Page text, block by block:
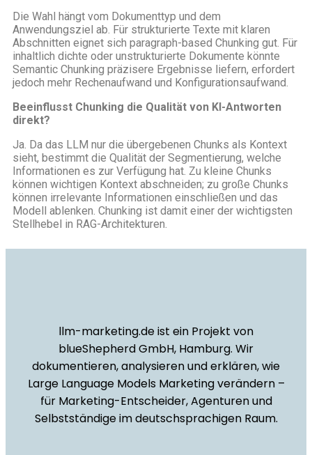
Die Wahl hängt vom Dokumenttyp und dem
Anwendungsziel ab. Für strukturierte Texte mit klaren
Abschnitten eignet sich paragraph-based Chunking gut. Für
inhaltlich dichte oder unstrukturierte Dokumente könnte
Semantic Chunking präzisere Ergebnisse liefern, erfordert
jedoch mehr Rechenaufwand und Konfigurationsaufwand.
Beeinflusst Chunking die Qualität von KI-Antworten
direkt?
Ja. Da das LLM nur die übergebenen Chunks als Kontext
sieht, bestimmt die Qualität der Segmentierung, welche
Informationen es zur Verfügung hat. Zu kleine Chunks
können wichtigen Kontext abschneiden; zu große Chunks
können irrelevante Informationen einschließen und das
Modell ablenken. Chunking ist damit einer der wichtigsten
Stellhebel in RAG-Architekturen.
llm-marketing.de ist ein Projekt von
blueShepherd GmbH, Hamburg. Wir
dokumentieren, analysieren und erklären, wie
Large Language Models Marketing verändern –
für Marketing-Entscheider, Agenturen und
Selbstständige im deutschsprachigen Raum.